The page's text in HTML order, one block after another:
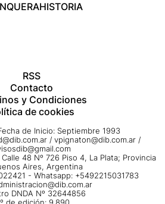
HISTORIA
RSS
Contacto
y Condiciones
de cookies
de Inicio: Septiembre 1993
/ vpignaton@dib.com.ar /
48 Nº 726 Piso 4, La Plata; Provincia
Aires, Argentina
- Whatsapp: +5492215031783
DNDA Nº 32644856